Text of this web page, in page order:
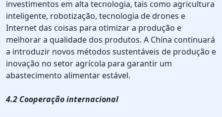
investimentos em alta tecnologia, tais como agricultura
inteligente, robotização, tecnologia de drones e
Internet das coisas para otimizar a produção e
melhorar a qualidade dos produtos. A China continuará
a introduzir novos métodos sustentáveis de produção e
inovação no setor agrícola para garantir um
abastecimento alimentar estável.
4.2 Cooperação internacional